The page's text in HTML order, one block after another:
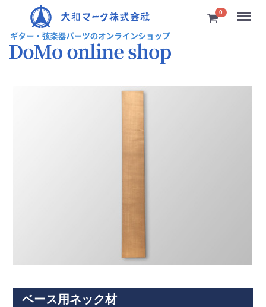
0 Menu
ベース用ネック材